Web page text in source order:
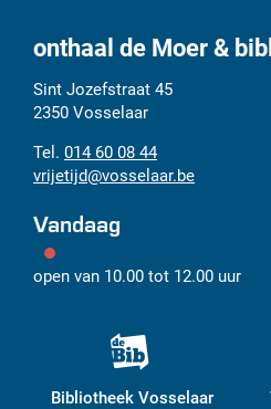
onthaal de Moer &
Adres
Sint Jozefstraat 45
2350 Vosselaar
Tel.
014 60 08 44
E-
mail
vrijetijd@vosselaar.be
Vandaag
open van 10.00 tot 12.00 uur
Bibliotheek Vosselaar